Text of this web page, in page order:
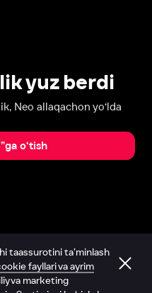
yuz berdi
Neo allaqachon yo‘lda
o‘tish
taassurotini ta’minlash
fayllari va ayrim
va marketing